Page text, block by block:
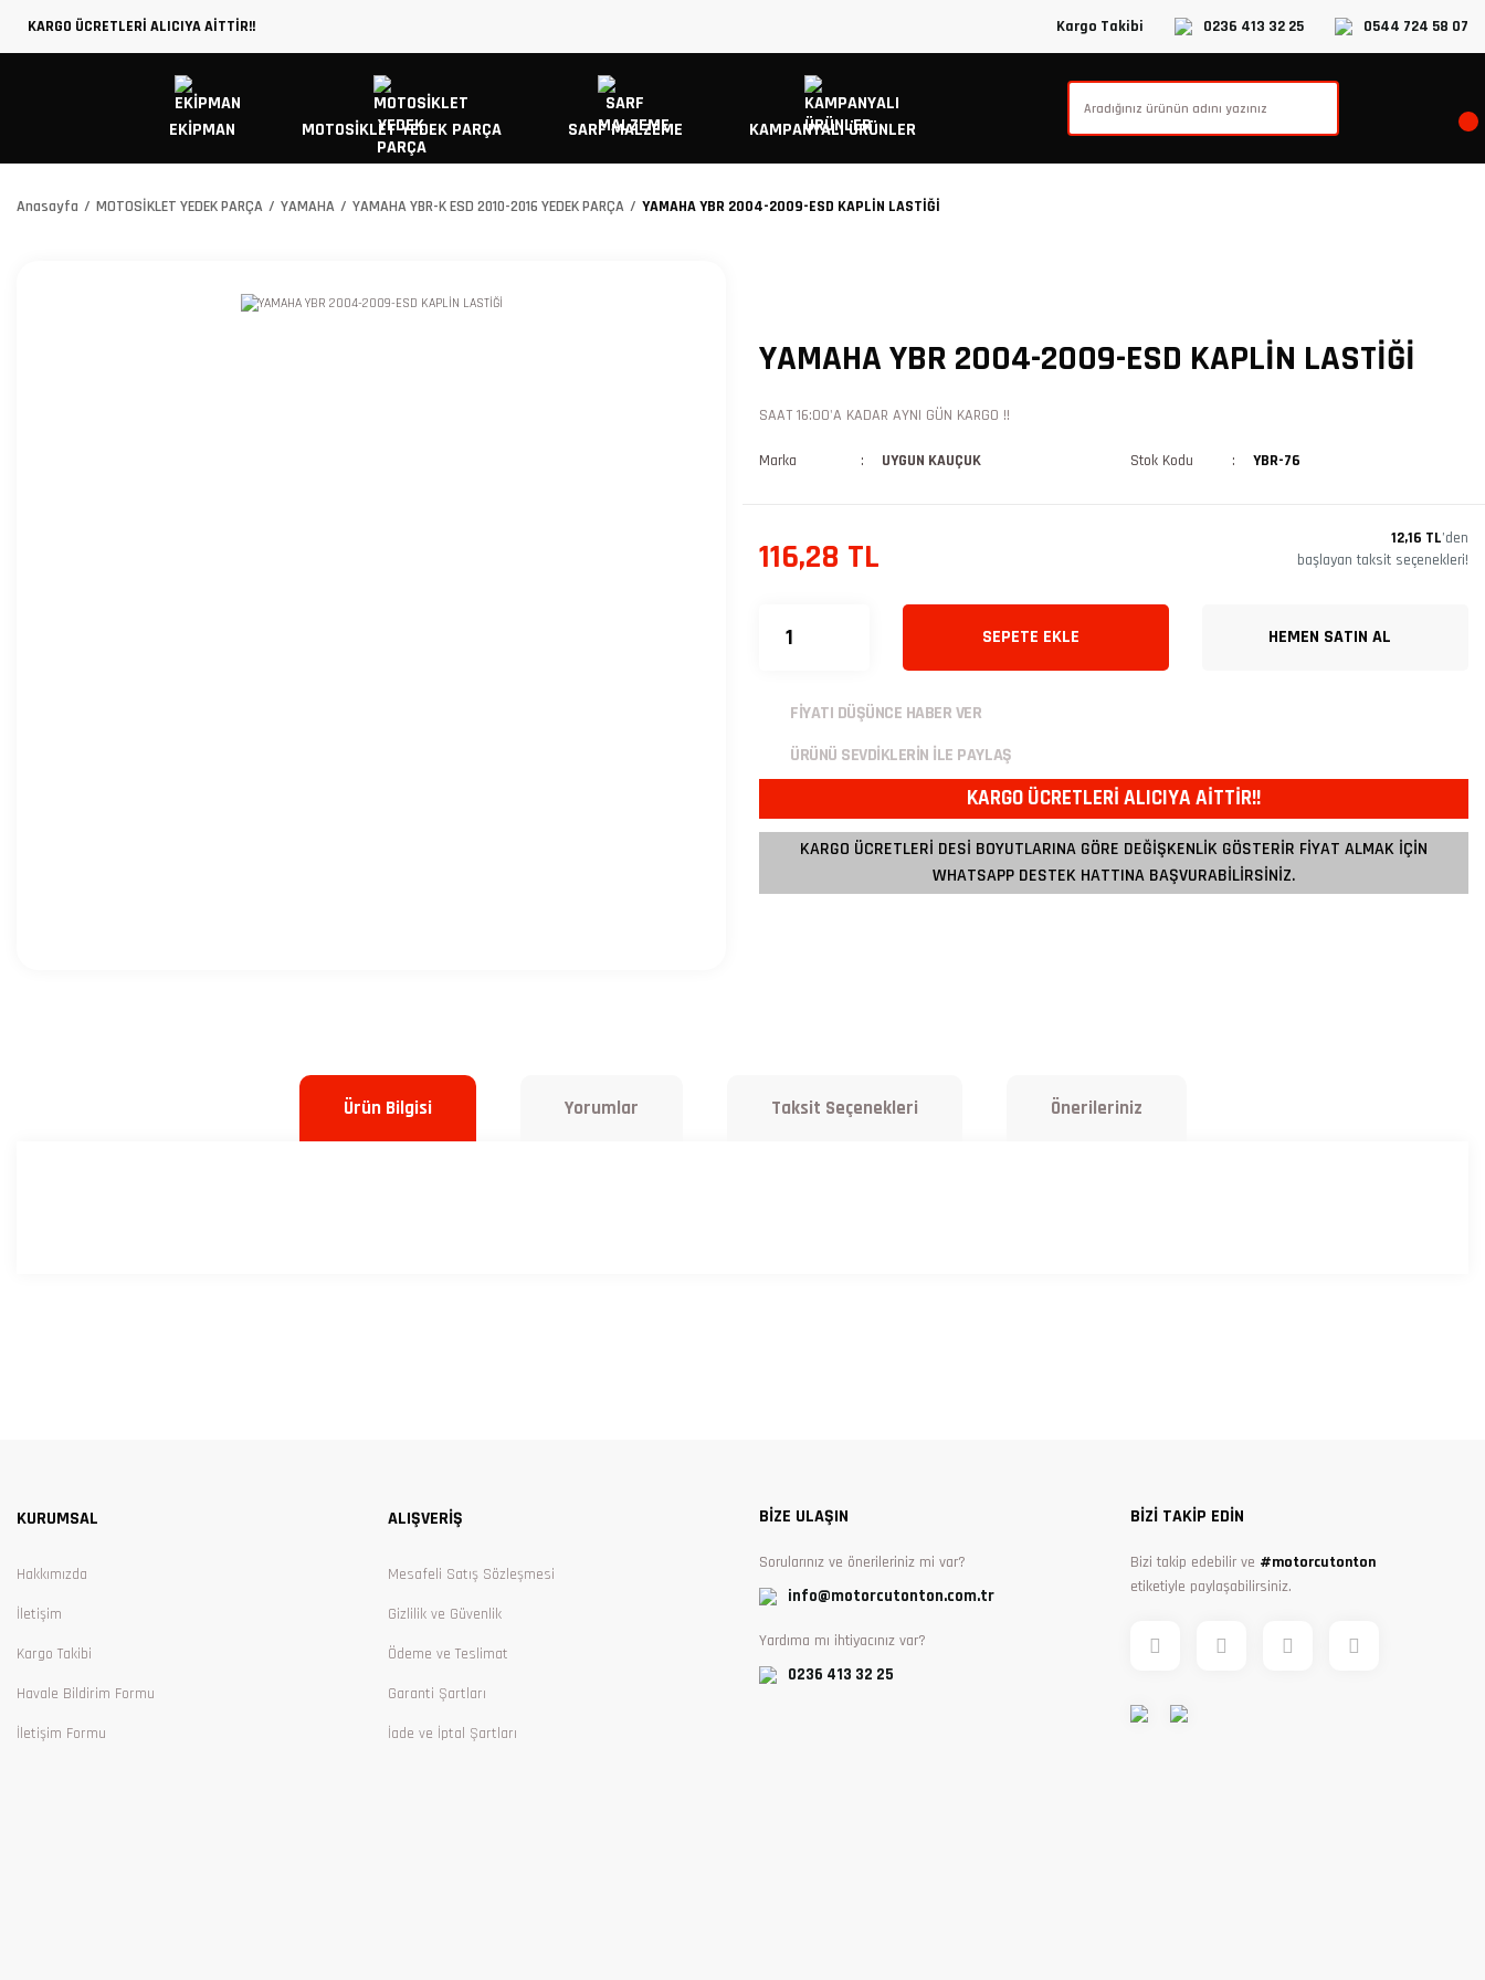
KARGO ÜCRETLERİ ALICIYA AİTTİR!! Kargo Takibi 0236 413 32 25 0544 724 58 07
EKİPMAN MOTOSİKLET YEDEK PARÇA SARF MALZEME KAMPANYALI ÜRÜNLER
Anasayfa MOTOSİKLET YEDEK PARÇA YAMAHA YAMAHA YBR-K ESD 2010-2016 YEDEK PARÇA YAMAHA YBR 2004-2009-ESD KAPLİN LASTİĞİ
YAMAHA YBR 2004-2009-ESD KAPLİN LASTİĞİ
SAAT 16:00'A KADAR AYNI GÜN KARGO !!
Marka UYGUN KAUÇUK Stok Kodu YBR-76
116,28 TL 12,16 TL’den
başlayan taksit seçenekleri!
SEPETE EKLE HEMEN SATIN AL
FİYATI DÜŞÜNCE HABER VER
ÜRÜNÜ SEVDİKLERİN İLE PAYLAŞ
KARGO ÜCRETLERİ ALICIYA AİTTİR!!
KARGO ÜCRETLERİ DESİ BOYUTLARINA GÖRE DEĞİŞKENLİK GÖSTERİR FİYAT ALMAK İÇİN
WHATSAPP DESTEK HATTINA BAŞVURABİLİRSİNİZ.
Ürün Bilgisi Yorumlar Taksit Seçenekleri Önerileriniz
KURUMSAL
Hakkımızda
İletişim
Kargo Takibi
Havale Bildirim Formu
İletişim Formu
ALIŞVERİŞ
Mesafeli Satış Sözleşmesi
Gizlilik ve Güvenlik
Ödeme ve Teslimat
Garanti Şartları
İade ve İptal Şartları
BİZE ULAŞIN
Sorularınız ve önerileriniz mi var?
info@motorcutonton.com.tr
Yardıma mı ihtiyacınız var?
0236 413 32 25
BİZİ TAKİP EDİN
Bizi takip edebilir ve #motorcutonton
etiketiyle paylaşabilirsiniz.